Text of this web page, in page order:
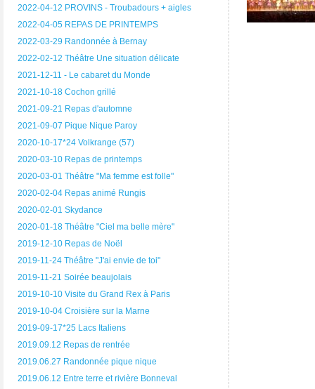
2022-04-12 PROVINS - Troubadours + aigles
2022-04-05 REPAS DE PRINTEMPS
2022-03-29 Randonnée à Bernay
2022-02-12 Théâtre Une situation délicate
2021-12-11 - Le cabaret du Monde
2021-10-18 Cochon grillé
2021-09-21 Repas d'automne
2021-09-07 Pique Nique Paroy
2020-10-17*24 Volkrange (57)
2020-03-10 Repas de printemps
2020-03-01 Théâtre "Ma femme est folle"
2020-02-04 Repas animé Rungis
2020-02-01 Skydance
2020-01-18 Théâtre "Ciel ma belle mère"
2019-12-10 Repas de Noël
2019-11-24 Théâtre "J'ai envie de toi"
2019-11-21 Soirée beaujolais
2019-10-10 Visite du Grand Rex à Paris
2019-10-04 Croisière sur la Marne
2019-09-17*25 Lacs Italiens
2019.09.12 Repas de rentrée
2019.06.27 Randonnée pique nique
2019.06.12 Entre terre et rivière Bonneval